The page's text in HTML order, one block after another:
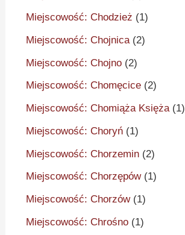
Miejscowość: Chodzież (1)
Miejscowość: Chojnica(2)
Miejscowość: Chojno (2)
Miejscowość: Chomęcice (2)
Miejscowość: Chomiąża Księża(1)
Miejscowość: Choryń (1)
Miejscowość: Chorzemin (2)
Miejscowość: Chorzępów(1)
Miejscowość: Chorzów(1)
Miejscowość: Chrośno (1)